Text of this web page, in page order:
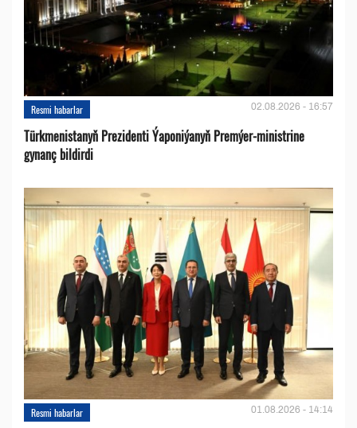
Resmi habarlar 02.08.2026 - 16:57
Türkmenistanyň Prezidenti Ýaponiýanyň Premýer-ministrine
gynanç bildirdi
Resmi habarlar 01.08.2026 - 14:14